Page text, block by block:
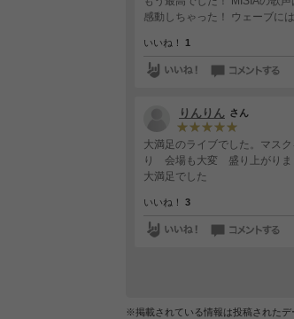
感動しちゃった！ ウェーブに
いいね！ 1
りんりん さん
大満足のライブでした。マス
り 会場も大変 盛り上がりま
大満足でした
いいね！ 3
※掲載されている情報は投稿されたデ